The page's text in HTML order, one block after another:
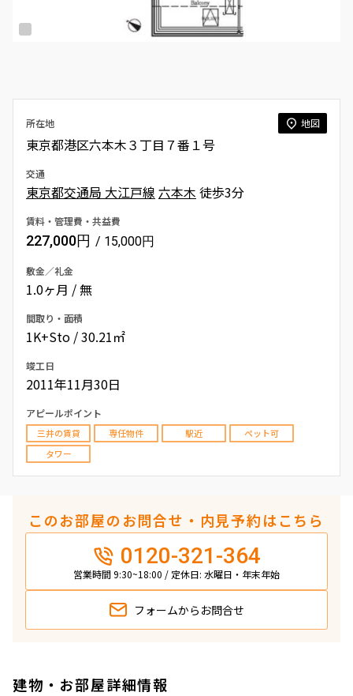
所在地 地図
東京都港区六本木３丁目７番１号
交通
東京都交通局 大江戸線 六本木 徒歩3分
賃料・管理費・共益費
227,000円 / 15,000円
敷金／礼金
1.0ヶ月 / 無
間取り・面積
1K+Sto / 30.21㎡
竣工日
2011年11月30日
アピールポイント
三井の賃貸 専任物件 駅近
ペット可
タワー
このお部屋のお問合せ・内見予約はこちら
0120-321-364
営業時間 9:30~18:00 / 定休日: 水曜日・年末年始
フォームから お問合せ
建物・お部屋詳細情報